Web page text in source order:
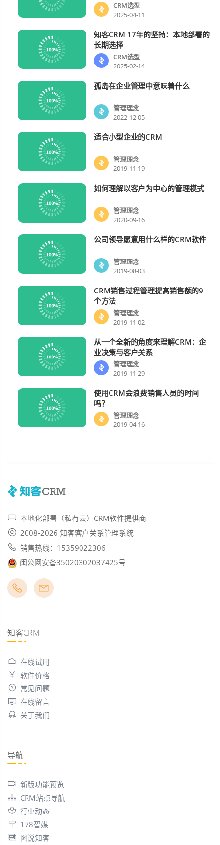
CRM选型
2025-04-11
知客CRM 17年的坚持：本地部署的
长期选择
CRM选型
2025-02-14
孤岛在企业管理中意味着什么
管理理念
2022-12-05
适合小型企业的CRM
管理理念
2019-11-19
如何理解以客户为中心的管理模式
管理理念
2020-09-16
公司领导愿意用什么样的CRM软件
管理理念
2019-08-03
CRM销售过程管理提高销售额的9
个方法
管理理念
2019-11-02
从一个全新的角度来理解CRM：企
业决策与客户关系
管理理念
2019-11-29
使用CRM会浪费销售人员的时间
吗？
管理理念
2019-04-16
本地化部署（私有云）CRM软件提供商
2008-2026 知客客户关系管理系统
销售热线：15359022306
闽公网安备35020302037425号
知客CRM
在线试用
软件价格
常见问题
在线留言
关于我们
导航
新版功能预览
CRM站点导航
行业动态
178智媒
图说知客